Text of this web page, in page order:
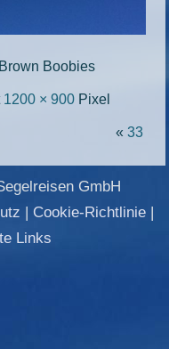
Boobies
1200 × 900 Pixel
« 33
GmbH
| Cookie-Richtlinie|
Links